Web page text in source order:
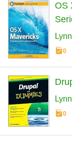
OS
0
0